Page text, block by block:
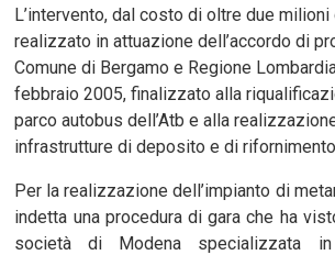
L’intervento, dal costo di oltre due
realizzato in attuazione dell’accordo di
Comune di Bergamo e Regione
febbraio 2005, finalizzato alla
parco autobus dell’Atb e alla
infrastrutture di deposito e di
Per la realizzazione dell’impianto di
indetta una procedura di gara che ha
società di Modena specializzata